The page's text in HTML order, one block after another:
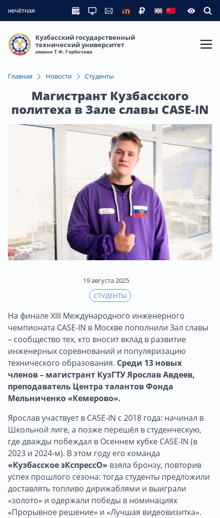
нечётная
Кузбасский государственный
технический университет
имени Т.Ф. Горбачева
Главная Новости Студенты
Магистрант Кузбасского
политеха в Зале славы CASE-IN
19 августа 2025
СТУДЕНТЫ
На финале XIII Международного инженерного
чемпионата CASE-IN в Москве пополнили Зал славы
– сообщество тех, кто вносит вклад в развитие
инженерных соревнований и популяризацию
технического образования. Среди 13 новых
членов – магистрант КузГТУ Ярослав Авдеев,
преподаватель Центра талантов Фонда
Мельниченко «Кемерово».
Ярослав участвует в CASE-IN с 2018 года: начинал в
Школьной лиге, а позже перешёл в студенческую,
где дважды побеждал в Осеннем кубке CASE-IN (в
2023 и 2024-м). В этом году его команда
«Кузбасское эКспрессО» взяла бронзу, повторив
успех прошлого сезона: тогда студенты предложили
доставлять топливо дирижаблями и выиграли
«золото» и одержали победы в номинациях
«Прорывное решение» и «Лучшая видеовизитка».